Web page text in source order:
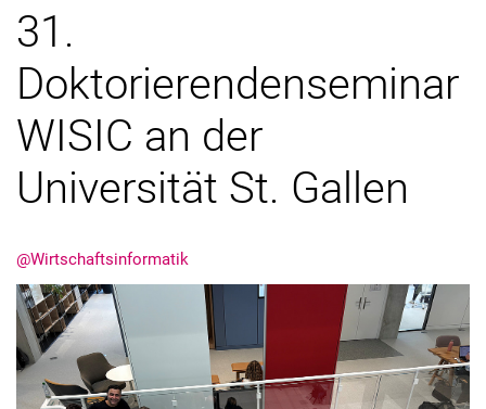
Sprechzeiten
Hinweise zu E-Mails
Anerkennung
Vorkurs Mathematik
31.
Doktorierendenseminar
WISIC an der
Universität St. Gallen
@Wirtschaftsinformatik